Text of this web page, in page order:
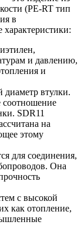
(PE-RT тип
в
и давлению,
и
втулки.
соотношение
SDR11
на
этому
для соединения,
Она
с высокой
как отопление,